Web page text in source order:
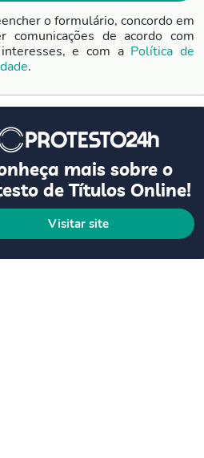
o formulário, concordo em
comunicações de acordo com
e com a Política de
.
mais sobre o
de Títulos Online!
Visitar site